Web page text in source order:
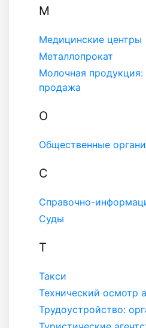
М
Медицинские центры
Металлопрокат
Молочная продукция:
продажа
О
Общественные
С
Справочно-
Суды
Т
Такси
Технический осмотр
Трудоустройство: